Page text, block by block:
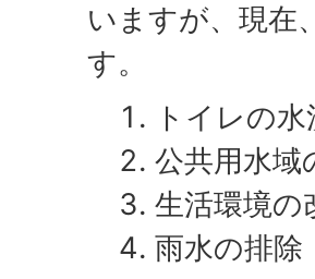
いますが、現在
す。
トイレの
公共用水
生活環境の
雨水の排除